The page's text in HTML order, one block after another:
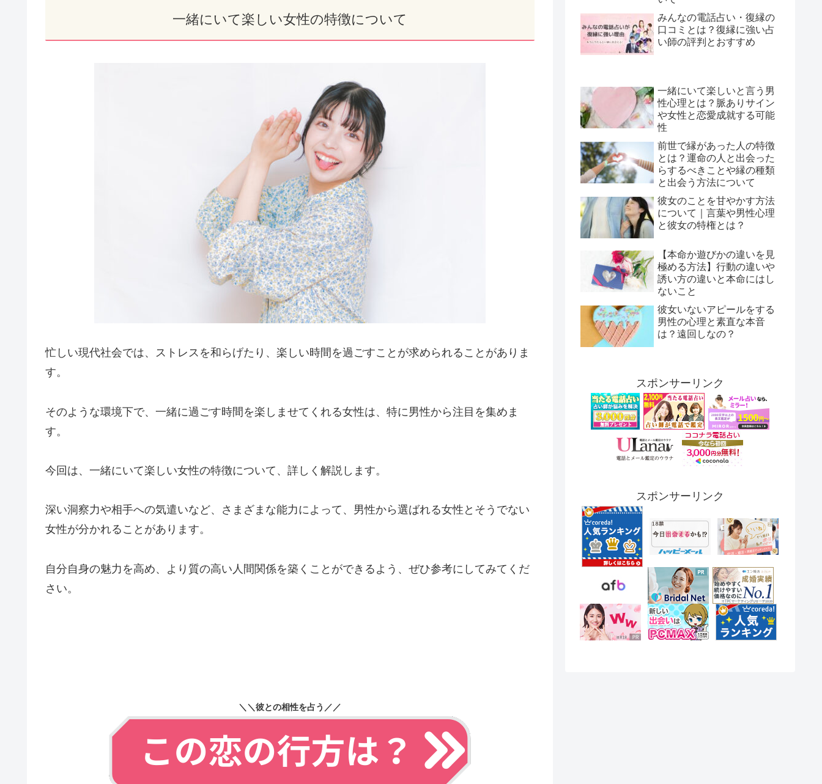
一緒にいて楽しい女性の特徴について
忙しい現代社会では、ストレスを和らげたり、楽しい時間を過ごすことが求められることがありま
す。
そのような環境下で、一緒に過ごす時間を楽しませてくれる女性は、特に男性から注目を集めま
す。
今回は、一緒にいて楽しい女性の特徴について、詳しく解説します。
深い洞察力や相手への気遣いなど、さまざまな能力によって、男性から選ばれる女性とそうでない
女性が分かれることがあります。
自分自身の魅力を高め、より質の高い人間関係を築くことができるよう、ぜひ参考にしてみてくだ
さい。
＼＼彼との相性を占う／／
みんなの電話占い・復縁の
口コミとは？復縁に強い占
い師の評判とおすすめ
一緒にいて楽しいと言う男
性心理とは？脈ありサイン
や女性と恋愛成就する可能
性
前世で縁があった人の特徴
とは？運命の人と出会った
らするべきことや縁の種類
と出会う方法について
彼女のことを甘やかす方法
について｜言葉や男性心理
と彼女の特権とは？
【本命か遊びかの違いを見
極める方法】行動の違いや
誘い方の違いと本命にはし
ないこと
彼女いないアピールをする
男性の心理と素直な本音
は？遠回しなの？
スポンサーリンク
スポンサーリンク